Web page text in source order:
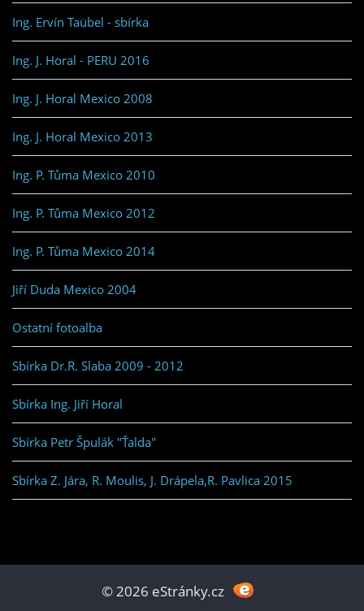
Ing. Ervín Taübel - sbírka
Ing. J. Horal - PERU 2016
Ing. J. Horal Mexico 2008
Ing. J. Horal Mexico 2013
Ing. P. Tůma Mexico 2010
Ing. P. Tůma Mexico 2012
Ing. P. Tůma Mexico 2014
Jiří Duda Mexico 2004
Ostatní fotoalba
Sbírka Dr.R. Slaba 2009 - 2012
Sbírka Ing. Jiří Horal
Sbírka Petr Špulák "Ťalda"
Sbírka Z. Jára, R. Moulis, J. Drápela,R. Pavlica 2015
© 2026 eStránky.cz